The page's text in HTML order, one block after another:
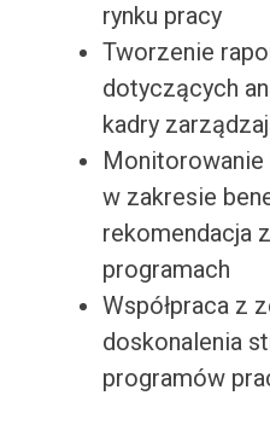
rynku pracy
Tworzenie
dotyczących
kadry
w zakresie
rekomendacja
programach
Współpraca z
doskonalenia
programów